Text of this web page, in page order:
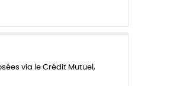
via le Crédit Mutuel,